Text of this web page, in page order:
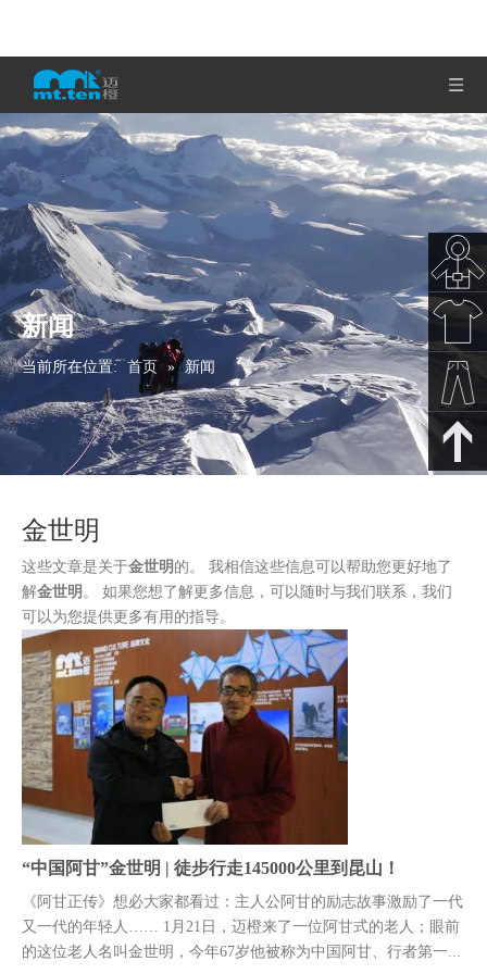
新闻
当前所在位置: 首页 » 新闻
金世明
这些文章是关于金世明 的。 我相信这些信息可以帮助您更好地了
解金世明 。 如果您想了解更多信息，可以随时与我们联系，我们
可以为您提供更多有用的指导。
“中国阿甘”金世明 | 徒步行走145000公里到昆山！
《阿甘正传》想必大家都看过：主人公阿甘的励志故事激励了一代
又一代的年轻人…… 1月21日，迈橙来了一位阿甘式的老人；眼前
的这位老人名叫金世明，今年67岁他被称为中国阿甘、行者第一...
秋冬新
春夏新
款
裤子下